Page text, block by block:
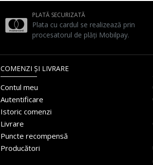
PLATĂ SECURIZATĂ
Plata cu cardul se realizează prin
procesatorul de plăți Mobilpay.
COMENZI ȘI LIVRARE
Contul meu
Autentificare
Istoric comenzi
Livrare
Puncte recompensă
Producători